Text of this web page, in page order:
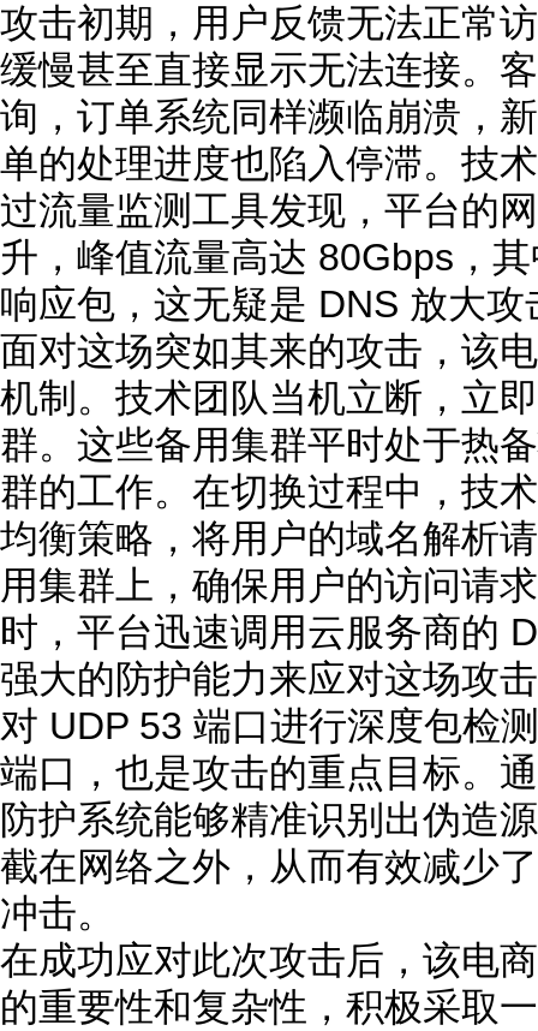
攻击初期，用户反馈无法正常
缓慢甚至直接显示无法连接。
询，订单系统同样濒临崩溃，
单的处理进度也陷入停滞。技
过流量监测工具发现，平台的
升，峰值流量高达 80Gbps，
响应包，这无疑是 DNS 放大
面对这场突如其来的攻击，该
机制。技术团队当机立断，立
群。这些备用集群平时处于热
群的工作。在切换过程中，技
均衡策略，将用户的域名解析
用集群上，确保用户的访问请
时，平台迅速调用云服务商的
强大的防护能力来应对这场攻
对 UDP 53 端口进行深度包检
端口，也是攻击的重点目标。
防护系统能够精准识别出伪造
截在网络之外，从而有效减少
冲击。
在成功应对此次攻击后，该电
的重要性和复杂性，积极采取